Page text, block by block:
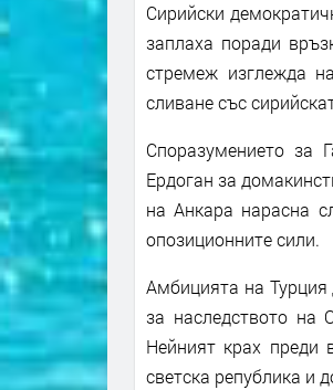
Сирийски
заплаха поради
стремеж изглежда
сливане със
Споразумението за
Ердоган за
на Анкара нарасна
опозиционните сили.
Амбицията на
за наследството на
Нейният крах преди
светска република и